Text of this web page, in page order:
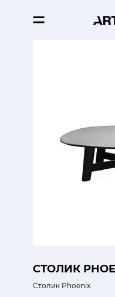
СТОЛИК
Столик Phoenix